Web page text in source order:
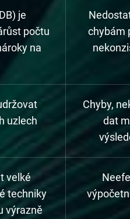
je
počtu
na
chybám
uzlech
Chyby,
dat
velké
techniky
výrazně